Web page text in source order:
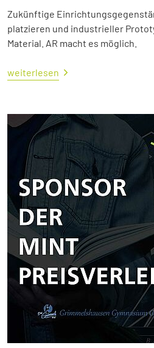
Zukünftige
platzieren und industrieller
Material. AR macht es möglich.
weiterlesen